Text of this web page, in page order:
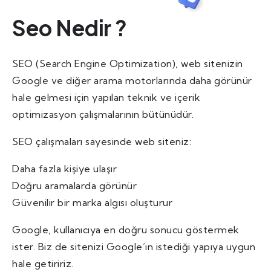
Seo Nedir ?
SEO (Search Engine Optimization), web sitenizin
Google ve diğer arama motorlarında daha görünür
hale gelmesi için yapılan teknik ve içerik
optimizasyon çalışmalarının bütünüdür.
SEO çalışmaları sayesinde web siteniz:
Daha fazla kişiye ulaşır
Doğru aramalarda görünür
Güvenilir bir marka algısı oluşturur
Google, kullanıcıya en doğru sonucu göstermek
ister. Biz de sitenizi Google’ın istediği yapıya uygun
hale getiririz.